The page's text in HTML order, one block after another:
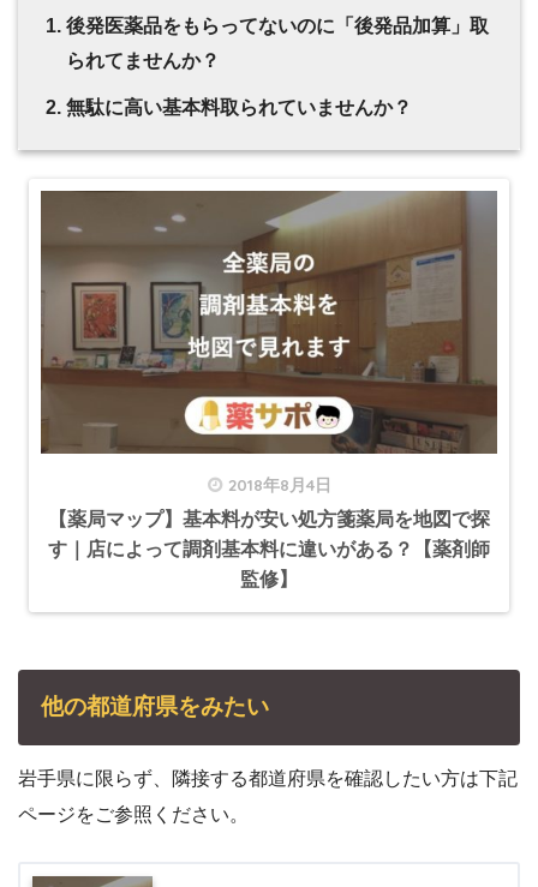
後発医薬品をもらってないのに「後発品加算」取
られてませんか？
無駄に高い基本料取られていませんか？
2018年8月4日
【薬局マップ】基本料が安い処方箋薬局を地図で探
す｜店によって調剤基本料に違いがある？【薬剤師
監修】
他の都道府県をみたい
岩手県に限らず、隣接する都道府県を確認したい方は下記
ページをご参照ください。